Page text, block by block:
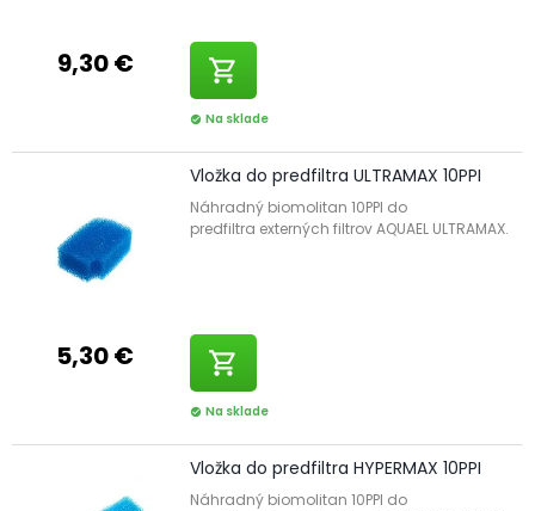
9,30 € shopping_cart
check_circle Na sklade
5,30 €
Vložka do predfiltra ULTRAMAX 10PPI
Náhradný biomolitan 10PPI do
predfiltra externých filtrov AQUAEL ULTRAMAX.
shopping_cart
check_circle Na sklade
Vložka do predfiltra HYPERMAX 10PPI
Náhradný biomolitan 10PPI do